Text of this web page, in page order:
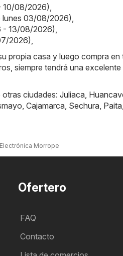
10/08/2026)
lunes 03/08/2026)
- 13/08/2026)
2026)
propia casa y luego compra en
siempre tendrá una
ciudades: Juliaca
Cajamarca Sechura Paita
Electrónica Morrope
Ofertero
FAQ
Contacto